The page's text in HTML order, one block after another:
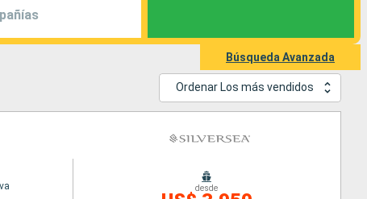
Búsqueda Avanzada
Ordenar Los más vendidos
desde